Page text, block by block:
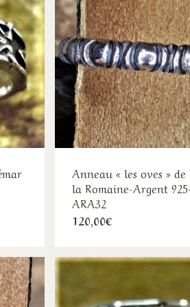
Anneau « les oves » de
la Romaine-Argent
ARA32
120,00€
a